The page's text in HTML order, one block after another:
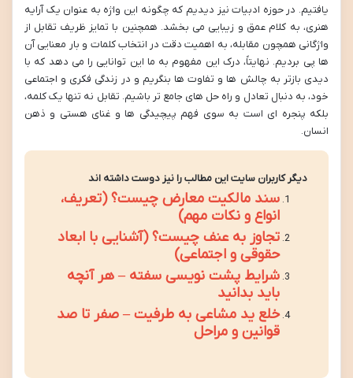
یافتیم. در حوزه ادبیات نیز دیدیم که چگونه این واژه به عنوان یک آرایه
هنری، به کلام عمق و زیبایی می بخشد. همچنین با تمایز ظریف تقابل از
واژگانی همچون مقابله، به اهمیت دقت در انتخاب کلمات و بار معنایی آن
ها پی بردیم. نهایتاً، درک این مفهوم به ما این توانایی را می دهد که با
دیدی بازتر به چالش ها و تفاوت ها بنگریم و در زندگی فکری و اجتماعی
خود، به دنبال تعادل و راه حل های جامع تر باشیم. تقابل نه تنها یک کلمه،
بلکه پنجره ای است به سوی فهم پیچیدگی ها و غنای هستی و ذهن
انسان.
دیگر کاربران سایت این مطالب را نیز دوست داشته اند
سند مالکیت معارض چیست؟ (تعریف،
انواع و نکات مهم)
تجاوز به عنف چیست؟ (آشنایی با ابعاد
حقوقی و اجتماعی)
شرایط پشت نویسی سفته – هر آنچه
باید بدانید
خلع ید مشاعی به طرفیت – صفر تا صد
قوانین و مراحل